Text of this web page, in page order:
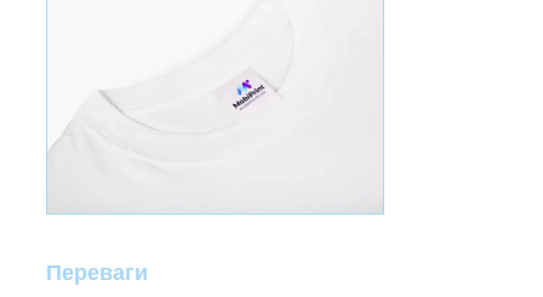
Переваги